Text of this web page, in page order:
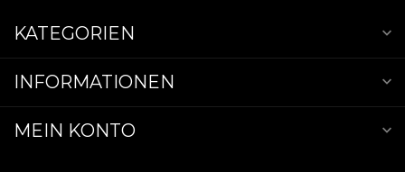
KATEGORIEN
INFORMATIONEN
MEIN KONTO